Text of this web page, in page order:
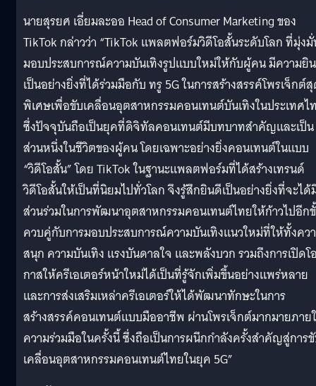
นายสุรยศ เอี่ยมละออ Head of Consumer Marketing ของ
TikTok กล่าวว่า “TikTok แพลตฟอร์มวิดีโอสั้นระดับโลก ที่มุ่ง
มอบประสบการณ์ความบันเทิงรูปแบบใหม่ให้กับผู้คน มีความยิ
เป็นอย่างยิ่งที่ได้ร่วมมือกับ ทรู 5G ในการสร้างสรรค์โพรเจ็กต์
พิเศษเพื่อขับเคลื่อนอุตสาหกรรมคอนเทนต์บันเทิงในประเทศไ
ซึ่งปัจจุบันถือเป็นยุคที่ดิจิทัลคอนเทนต์มีบทบาทสำคัญและเป็น
ส่วนหนึ่งในชีวิตของผู้คน โดยเฉพาะอย่างยิ่งคอนเทนต์ในแบบ
“วิดีโอสั้น” โดย TikTok ในฐานะแพลตฟอร์มที่ได้สร้างเทรนด์
วิดีโอสั้นให้เป็นที่นิยมไปทั่วโลก จึงรู้สึกยินดีเป็นอย่างยิ่งที่จะได้
ส่วนร่วมในการพัฒนาอุตสาหกรรมคอนเทนต์ไทยให้ก้าวไปอีก
ควบคู่กับการมอบประสบการณ์ความบันเทิงแนวใหม่ที่ให้ทั้งคว
สนุก ความบันเทิง แรงบันดาลใจ และพลังบวก รวมถึงการเปิดโ
กาสให้ครีเอเตอร์หน้าใหม่ได้เป็นที่รู้จักเพิ่มขึ้นอย่างแพร่หลาย
และการส่งเสริมเหล่าครีเอเตอร์ให้ได้พัฒนาทักษะในการ
สร้างสรรค์คอนเทนต์แบบมืออาชีพ ผ่านโพรเจ็กต์มากมายภาย
ความร่วมมือในครั้งนี้ ซึ่งถือเป็นการผนึกกำลังครั้งสำคัญสู่การ
เคลื่อนอุตสาหกรรมคอนเทนต์ไทยในยุค 5G”